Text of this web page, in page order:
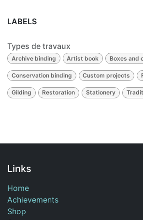
LABELS
Types de travaux
Archive binding Artist book Boxes and
Conservation binding Custom projects
Gilding Restoration Stationery
Links
Home
Achievements
Shop